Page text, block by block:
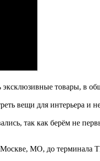
товары, в
вещи для интерьера и
так как берём не
Москве, МО, до терминала